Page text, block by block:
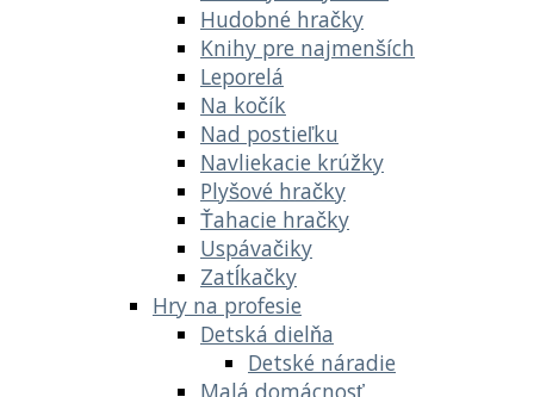
Hudobné hračky
Knihy pre najmenších
Leporelá
Na kočík
Nad postieľku
Navliekacie krúžky
Plyšové hračky
Ťahacie hračky
Uspávačiky
Zatĺkačky
Hry na profesie
Detská dielňa
Detské náradie
Malá domácnosť